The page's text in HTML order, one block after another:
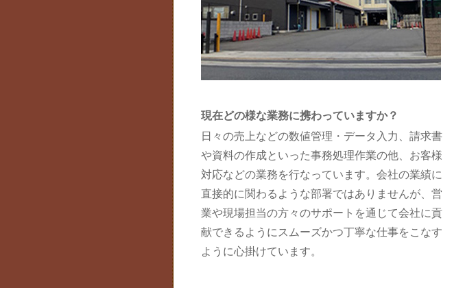
現在どの様な業務に携わっていますか？
日々の売上などの数値管理・データ入力、請求書
や資料の作成といった事務処理作業の他、お客様
対応などの業務を行なっています。会社の業績に
直接的に関わるような部署ではありませんが、営
業や現場担当の方々のサポートを通じて会社に貢
献できるようにスムーズかつ丁寧な仕事をこなす
ように心掛けています。